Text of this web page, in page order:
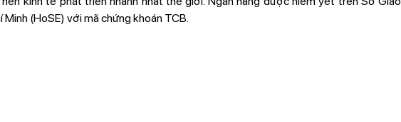
(HoSE) với mã chứng khoán TCB.